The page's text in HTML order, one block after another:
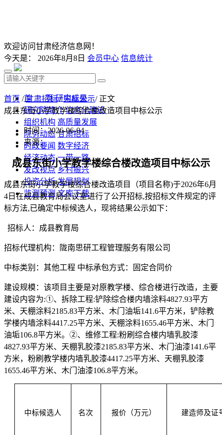
欢迎访问甘肃经济信息网！
今天是： 2026年8月8日 会员中心 信息统计
首 页 研究成果
研究院简介 信息化建设
组织机构 高质量发展
院务动态 甘肃招标
时政要闻 数字经济
经济动态 一带一路
发改视点 乡村振兴
投资分析 发展规划
监测预测 文库下载
首页 /甘肃招标/中标公示/ 正文
成县东街小学教学楼综合楼改造项目中标公示
时间：2026-06-04
来源：
成县东街小学教学楼综合楼改造项目 中标公示
成县东街小学教学楼综合楼改造项目 （项目名称)于2026年6月
4 日 在成县教育局会议室进行了公开招标,按招标文件规定的评
标方法,已确定中标候选人，现将结果公示如下：
招标人 ： 成县教育局
招标代理机构： 陇南思研工程管理服务有限公司
中标类别： 其他工程 中标承包方式： 固定合同价
建设规模： 该项目主要是对原教学楼、综合楼进行改造，主要
建设内容为:①、拆除工程:铲除综合楼内墙涂料4827.93平方
米、天棚涂料2185.83平方米、木门油垢141.6平方米，铲除教
学楼内墙涂料4417.25平方米、天棚涂料1655.46平方米、木门
油垢106.8平方米。 ②、维修工程:粉刷综合楼内墙乳胶漆
4827.93平方米、天棚乳胶漆2185.83平方米、木门油漆141.6平
方米，粉刷教学楼内墙乳胶漆4417.25平方米、天棚乳胶漆
1655.46平方米、木门油漆106.8平方米。
中标候选人 名次 报价（万元） 建造师及证